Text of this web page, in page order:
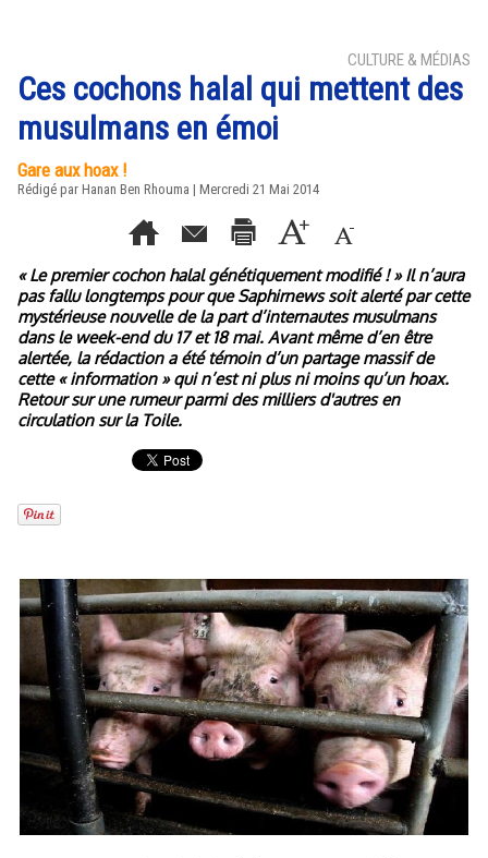
CULTURE & MÉDIAS
Ces cochons halal qui mettent des
musulmans en émoi
Gare aux hoax !
Rédigé par Hanan Ben Rhouma | Mercredi 21 Mai 2014
« Le premier cochon halal génétiquement modifié ! » Il n’aura
pas fallu longtemps pour que Saphirnews soit alerté par cette
mystérieuse nouvelle de la part d’internautes musulmans
dans le week-end du 17 et 18 mai. Avant même d’en être
alertée, la rédaction a été témoin d’un partage massif de
cette « information » qui n’est ni plus ni moins qu’un hoax.
Retour sur une rumeur parmi des milliers d'autres en
circulation sur la Toile.